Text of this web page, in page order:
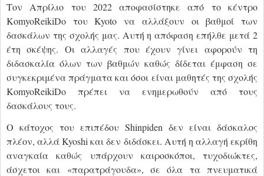
Τον Απρίλιο του 2022 αποφασίστηκε από το κέντρο
KomyoReikiDo τουKyotoνα αλλάξουν οι βαθμοί των
δασκάλων της σχολής μας. Αυτή η απόφαση επήλθε μετά 2
έτη σκέψης. Οι αλλαγές που έχουν γίνει αφορούν τη
διδασκαλία όλων των βαθμών καθώς δίδεται έμφαση σε
συγκεκριμένα πράγματα και όσοι είναι μαθητές της σχολής
KomyoReikiDo πρέπει να ενημερωθούν από τους
δασκάλους τους.
Ο κάτοχος του επιπέδου Shinpiden δεν είναι δάσκαλος
πλέον, αλλάKyoshi και δεν διδάσκει. Αυτή η αλλαγή εκρίθη
αναγκαία καθώς υπάρχουν καιροσκόποι, τυχοδιώκτες,
άσχετοι και «παρατράγουδα», σε όλα τα πνευματικά